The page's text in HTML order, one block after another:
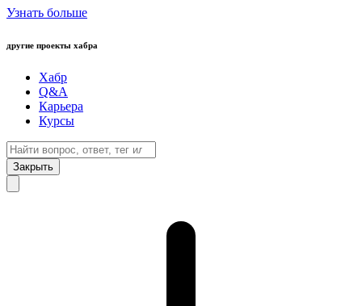
Узнать больше
другие проекты хабра
Хабр
Q&A
Карьера
Курсы
Закрыть